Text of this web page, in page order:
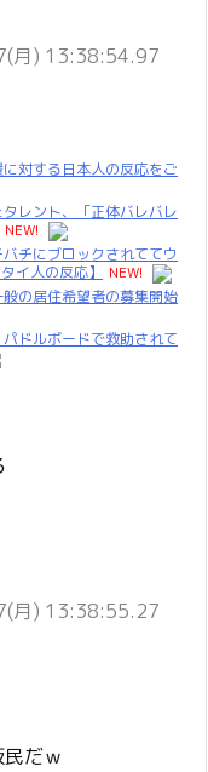
月) 13:38:54.97
対する日本人の反応をご
レント、「正体バレバレ
NEW!
チにブロックされててウ
イ人の反応】
NEW!
の居住希望者の募集開始
ドルボードで救助されて
月) 13:38:55.27
だｗ